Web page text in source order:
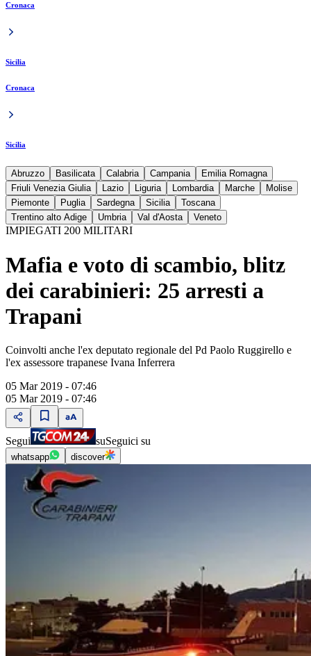
Cronaca
Sicilia
Cronaca
Sicilia
Abruzzo Basilicata Calabria Campania
Emilia Romagna
Friuli Venezia Giulia
Lazio Liguria Lombardia Marche
Molise
Piemonte
Puglia Sardegna Sicilia
Toscana
Trentino alto Adige
Umbria Val d'Aosta Veneto
IMPIEGATI 200 MILITARI
Mafia e voto di scambio, blitz
dei carabinieri: 25 arresti a
Trapani
Coinvolti anche l'ex deputato regionale del Pd Paolo Ruggirello e
l'ex assessore trapanese Ivana Inferrera
05 Mar 2019 - 07:46
05 Mar 2019 - 07:46
Segui suSeguici su
whatsapp discover